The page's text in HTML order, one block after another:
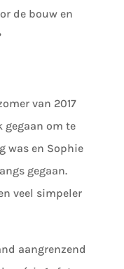
de bouw en
van 2017
gegaan om te
was en Sophie
gegaan.
veel simpeler
aangrenzend